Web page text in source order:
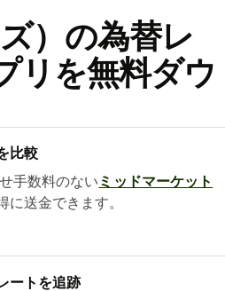
）の為替レ
リを無料ダウ
比較
手数料のない ミッドマーケット
に送金できます。
ートを追跡